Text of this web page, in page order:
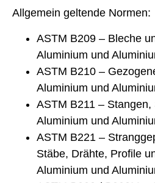
Allgemein geltende Normen:
ASTM B209 – Bleche
Aluminium und
ASTM B210 –
Aluminium und
ASTM B211 –
Aluminium und
ASTM B221 –
Stäbe, Drähte, Profile
Aluminium und